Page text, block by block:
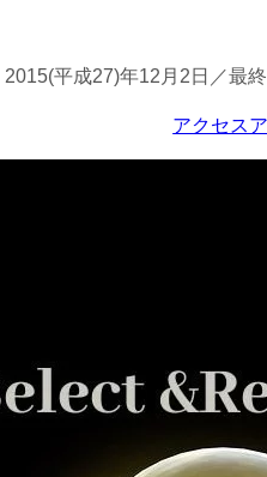
2015(平成27)年12月2日 ／最
アクセス